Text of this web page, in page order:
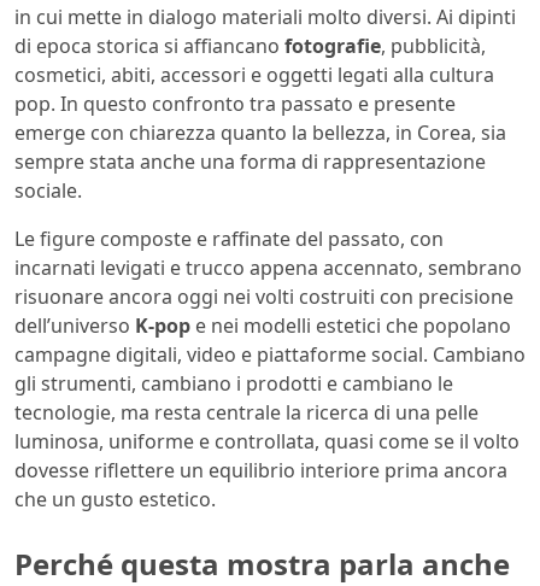
in cui mette in dialogo materiali molto diversi. Ai dipinti
di epoca storica si affiancano fotografie, pubblicità,
cosmetici, abiti, accessori e oggetti legati alla cultura
pop. In questo confronto tra passato e presente
emerge con chiarezza quanto la bellezza, in Corea, sia
sempre stata anche una forma di rappresentazione
sociale.
Le figure composte e raffinate del passato, con
incarnati levigati e trucco appena accennato, sembrano
risuonare ancora oggi nei volti costruiti con precisione
dell’universo K-pop e nei modelli estetici che popolano
campagne digitali, video e piattaforme social. Cambiano
gli strumenti, cambiano i prodotti e cambiano le
tecnologie, ma resta centrale la ricerca di una pelle
luminosa, uniforme e controllata, quasi come se il volto
dovesse riflettere un equilibrio interiore prima ancora
che un gusto estetico.
Perché questa mostra parla anche